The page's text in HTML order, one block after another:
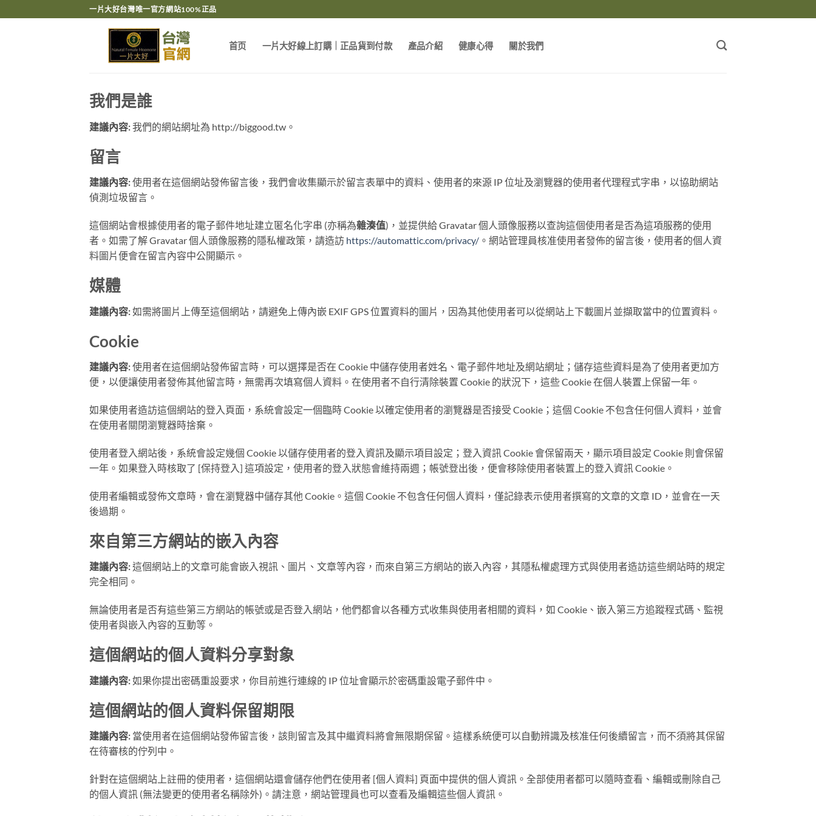
轉
一片大好台灣唯一官方網站100%正品
首页 一片大好線上訂購｜正品貨到付款 產品介紹 健康心得 關於我們
我們是誰
建議內容:我們的網站網址為 http://biggood.tw。
留言
建議內容:使用者在這個網站發佈留言後，我們會收集顯示於留言表單中的資料、使用者的來源 IP 位址及瀏覽器的使用者代理程式字串，以協助網站
偵測垃圾留言。
這個網站會根據使用者的電子郵件地址建立匿名化字串 (亦稱為雜湊值)，並提供給 Gravatar 個人頭像服務以查詢這個使用者是否為這項服務的使用
者。如需了解 Gravatar 個人頭像服務的隱私權政策，請造訪 https://automattic.com/privacy/ 。網站管理員核准使用者發佈的留言後，使用者的個人資
料圖片便會在留言內容中公開顯示。
媒體
建議內容:如需將圖片上傳至這個網站，請避免上傳內嵌 EXIF GPS 位置資料的圖片，因為其他使用者可以從網站上下載圖片並擷取當中的位置資料。
Cookie
建議內容:使用者在這個網站發佈留言時，可以選擇是否在 Cookie 中儲存使用者姓名、電子郵件地址及網站網址；儲存這些資料是為了使用者更加方
便，以便讓使用者發佈其他留言時，無需再次填寫個人資料。在使用者不自行清除裝置 Cookie 的狀況下，這些 Cookie 在個人裝置上保留一年。
如果使用者造訪這個網站的登入頁面，系統會設定一個臨時 Cookie 以確定使用者的瀏覽器是否接受 Cookie；這個 Cookie 不包含任何個人資料，並會
在使用者關閉瀏覽器時捨棄。
使用者登入網站後，系統會設定幾個 Cookie 以儲存使用者的登入資訊及顯示項目設定；登入資訊 Cookie 會保留兩天，顯示項目設定 Cookie 則會保留
一年。如果登入時核取了 [保持登入] 這項設定，使用者的登入狀態會維持兩週；帳號登出後，便會移除使用者裝置上的登入資訊 Cookie。
使用者編輯或發佈文章時，會在瀏覽器中儲存其他 Cookie。這個 Cookie 不包含任何個人資料，僅記錄表示使用者撰寫的文章的文章 ID，並會在一天
後過期。
來自第三方網站的嵌入內容
建議內容:這個網站上的文章可能會嵌入視訊、圖片、文章等內容，而來自第三方網站的嵌入內容，其隱私權處理方式與使用者造訪這些網站時的規定
完全相同。
無論使用者是否有這些第三方網站的帳號或是否登入網站，他們都會以各種方式收集與使用者相關的資料，如 Cookie、嵌入第三方追蹤程式碼、監視
使用者與嵌入內容的互動等。
這個網站的個人資料分享對象
建議內容:如果你提出密碼重設要求，你目前進行連線的 IP 位址會顯示於密碼重設電子郵件中。
這個網站的個人資料保留期限
建議內容: 當使用者在這個網站發佈留言後，該則留言及其中繼資料將會無限期保留。這樣系統便可以自動辨識及核准任何後續留言，而不須將其保留
在待審核的佇列中。
針對在這個網站上註冊的使用者，這個網站還會儲存他們在使用者 [個人資料] 頁面中提供的個人資訊。全部使用者都可以隨時查看、編輯或刪除自己
的個人資訊 (無法變更的使用者名稱除外)。請注意，網站管理員也可以查看及編輯這些個人資訊。